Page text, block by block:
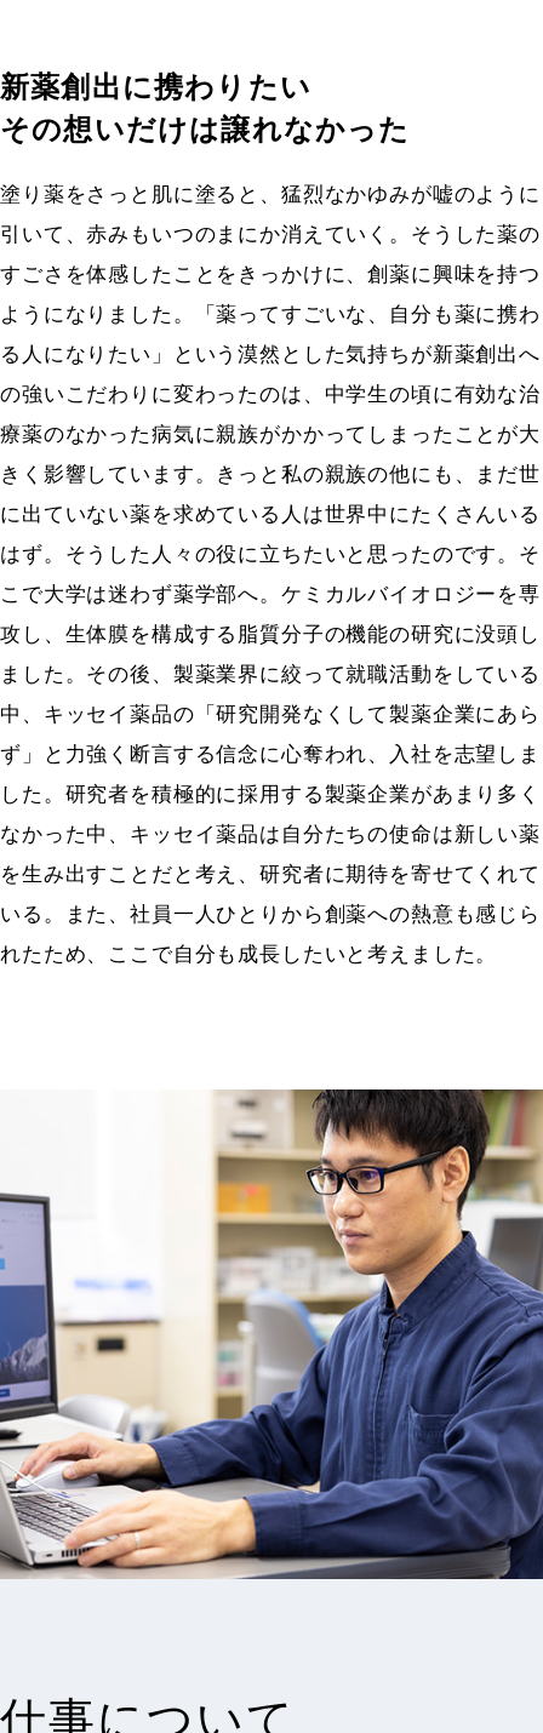
新薬創出に携わりたい
その想いだけは譲れなかった
塗り薬をさっと肌に塗ると、猛烈なかゆみが嘘のように
引いて、赤みもいつのまにか消えていく。そうした薬の
すごさを体感したことをきっかけに、創薬に興味を持つ
ようになりました。「薬ってすごいな、自分も薬に携わ
る人になりたい」という漠然とした気持ちが新薬創出へ
の強いこだわりに変わったのは、中学生の頃に有効な治
療薬のなかった病気に親族がかかってしまったことが大
きく影響しています。きっと私の親族の他にも、まだ世
に出ていない薬を求めている人は世界中にたくさんいる
はず。そうした人々の役に立ちたいと思ったのです。そ
こで大学は迷わず薬学部へ。ケミカルバイオロジーを専
攻し、生体膜を構成する脂質分子の機能の研究に没頭し
ました。その後、製薬業界に絞って就職活動をしている
中、キッセイ薬品の「研究開発なくして製薬企業にあら
ず」と力強く断言する信念に心奪われ、入社を志望しま
した。研究者を積極的に採用する製薬企業があまり多く
なかった中、キッセイ薬品は自分たちの使命は新しい薬
を生み出すことだと考え、研究者に期待を寄せてくれて
いる。また、社員一人ひとりから創薬への熱意も感じら
れたため、ここで自分も成長したいと考えました。
仕事について